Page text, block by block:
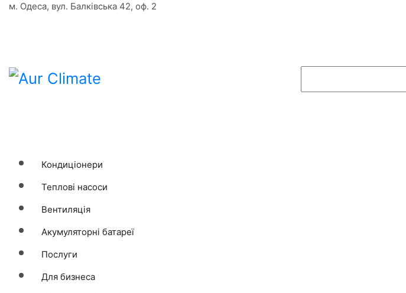
м. Одеса, вул. Балківська 42, оф. 2
Кондиціонери
Теплові насоси
Вентиляція
Акумуляторні батареї
Послуги
Для бизнеса